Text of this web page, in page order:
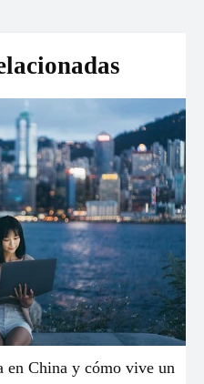
en China y cómo vive un